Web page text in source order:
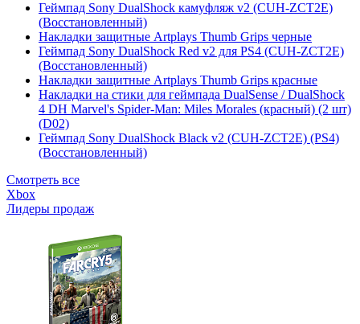
Геймпад Sony DualShock камуфляж v2 (CUH-ZCT2E)
(Восстановленный)
Накладки защитные Artplays Thumb Grips черные
Геймпад Sony DualShock Red v2 для PS4 (CUH-ZCT2E)
(Восстановленный)
Накладки защитные Artplays Thumb Grips красные
Накладки на стики для геймпада DualSense / DualShock
4 DH Marvel's Spider-Man: Miles Morales (красный) (2 шт)
(D02)
Геймпад Sony DualShock Black v2 (CUH-ZCT2E) (PS4)
(Восстановленный)
Смотреть все
Xbox
Лидеры продаж